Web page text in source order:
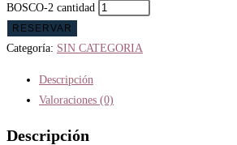
BOSCO-2 cantidad
RESERVAR
Categoría: SIN CATEGORIA
Descripción
Valoraciones (0)
Descripción